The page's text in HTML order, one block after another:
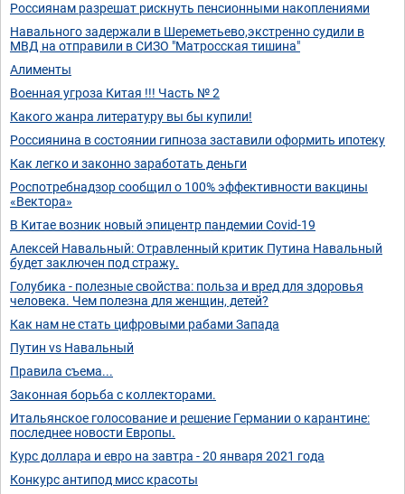
Россиянам разрешат рискнуть пенсионными накоплениями
Навального задержали в Шереметьево,экстренно судили в
МВД на отправили в СИЗО "Матросская тишина"
Алименты
Военная угроза Китая !!! Часть № 2
Какого жанра литературу вы бы купили!
Россиянина в состоянии гипноза заставили оформить ипотеку
Как легко и законно заработать деньги
Роспотребнадзор сообщил о 100% эффективности вакцины
«Вектора»
В Китае возник новый эпицентр пандемии Covid-19
Алексей Навальный: Отравленный критик Путина Навальный
будет заключен под стражу.
Голубика - полезные свойства: польза и вред для здоровья
человека. Чем полезна для женщин, детей?
Как нам не стать цифровыми рабами Запада
Путин vs Навальный
Правила съема...
Законная борьба с коллекторами.
Итальянское голосование и решение Германии о карантине:
последнее новости Европы.
Курс доллара и евро на завтра - 20 января 2021 года
Конкурс антипод мисс красоты